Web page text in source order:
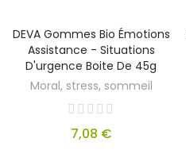
DEVA Gommes Bio Émotions
Assistance - Situations
D'urgence Boite De 45g
Moral, stress, sommeil
7,08 €